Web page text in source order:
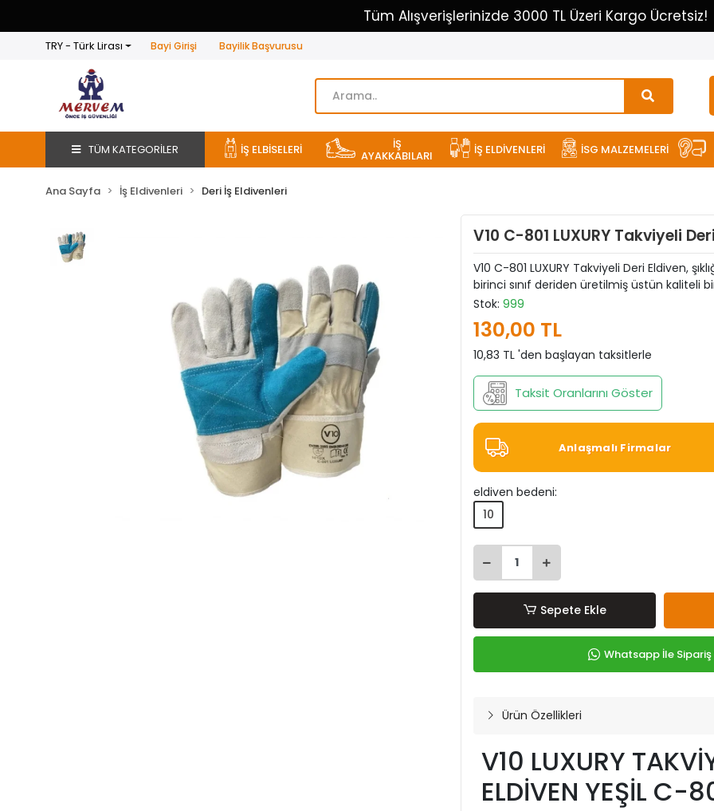
Tüm Alışverişlerinizde 3000 TL Üzeri Kargo Ücretsiz!
TRY - Türk Lirası Bayi Girişi Bayilik Başvurusu
TÜM KATEGORİLER İŞ ELBİSELERİ İŞ
AYAKKABILARI İŞ ELDİVENLERİ İSG MALZEMELERİ
Ana Sayfa İş Eldivenleri Deri İş Eldivenleri
V10 C-801 LUXURY Takviyeli
V10 C-801 LUXURY Takviyeli Deri Eldiven,
birinci sınıf deriden üretilmiş üstün kaliteli
Stok: 999
130,00 TL
10,83 TL 'den başlayan taksitlerle
Taksit Oranlarını Göster
Anlaşmalı Firmalar
eldiven bedeni:
10
Sepete Ekle
Whatsapp İle Sipariş
Ürün Özellikleri
V10 LUXURY
ELDİVEN YEŞİL C-